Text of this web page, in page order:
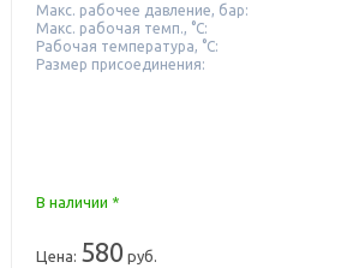
Макс. рабочее давление, бар:
Макс. рабочая темп., °С:
Рабочая температура, °C:
Размер присоединения:
В наличии *
Цена: 580 руб.